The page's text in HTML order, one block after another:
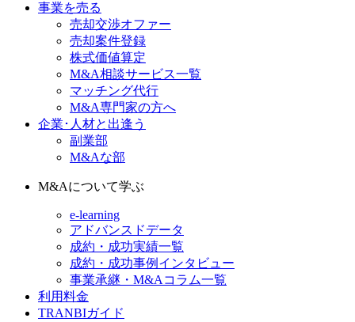
事業を売る
売却交渉オファー
売却案件登録
株式価値算定
M&A相談サービス一覧
マッチング代行
M&A専門家の方へ
企業･人材と出逢う
副業部
M&Aな部
M&Aについて学ぶ
e-learning
アドバンスドデータ
成約・成功実績一覧
成約・成功事例インタビュー
事業承継・M&Aコラム一覧
利用料金
TRANBIガイド